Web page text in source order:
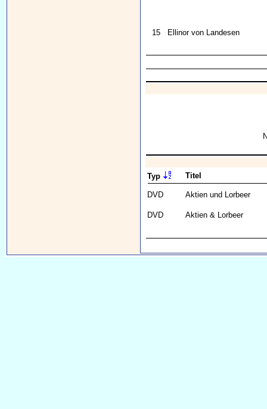
15 Ellinor von Landesen
Typ Titel
DVD Aktien und Lorbeer
DVD Aktien & Lorbeer